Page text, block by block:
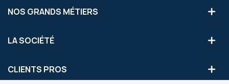
NOS GRANDS MÉTIERS
LA SOCIÉTÉ
CLIENTS PROS